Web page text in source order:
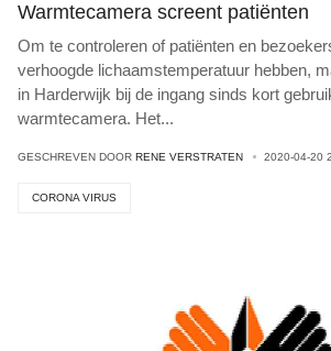
Warmtecamera screent patiënten
Om te controleren of patiënten en
verhoogde lichaamstemperatuur hebben,
in Harderwijk bij de ingang sinds kort
warmtecamera. Het...
GESCHREVEN DOOR RENE VERSTRATEN 2020-04-20
CORONA VIRUS